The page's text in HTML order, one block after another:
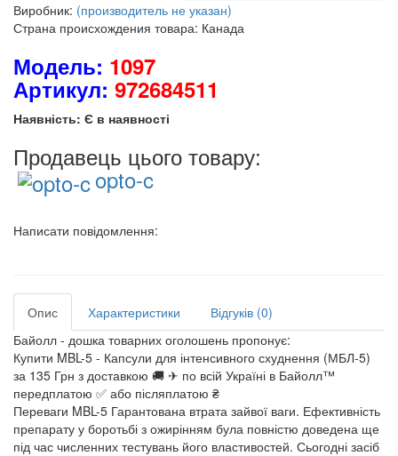
Виробник: (производитель не указан)
Страна происхождения товара: Канада
Модель: 1097
Артикул: 972684511
Наявність: Є в наявності
Продавець цього товару:
opto-c
Написати повідомлення:
Опис Характеристики
Відгуків (0)
Байолл - дошка товарних оголошень пропонує:
Купити MBL-5 - Капсули для інтенсивного схуднення (МБЛ-5)
за 135 Грн з доставкою 🚚 ✈ по всій Україні в Байолл™
передплатою ✅ або післяплатою ₴
Переваги MBL-5 Гарантована втрата зайвої ваги. Ефективність
препарату у боротьбі з ожирінням була повністю доведена ще
під час численних тестувань його властивостей. Сьогодні засіб